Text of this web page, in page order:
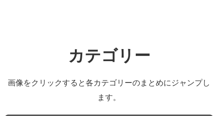
カテゴリー
画像をクリックすると各カテゴリーのまとめにジャンプし
ます。